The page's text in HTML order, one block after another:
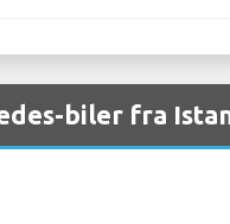
biler fra